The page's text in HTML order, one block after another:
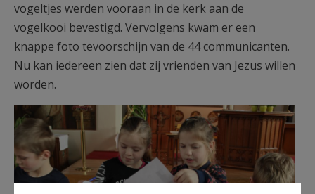
vogeltjes werden vooraan in de kerk aan de
vogelkooi bevestigd. Vervolgens kwam er een
knappe foto tevoorschijn van de 44 communicanten.
Nu kan iedereen zien dat zij vrienden van Jezus willen
worden.